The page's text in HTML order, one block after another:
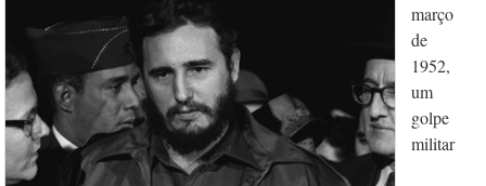
março
de
1952,
um
golpe
militar